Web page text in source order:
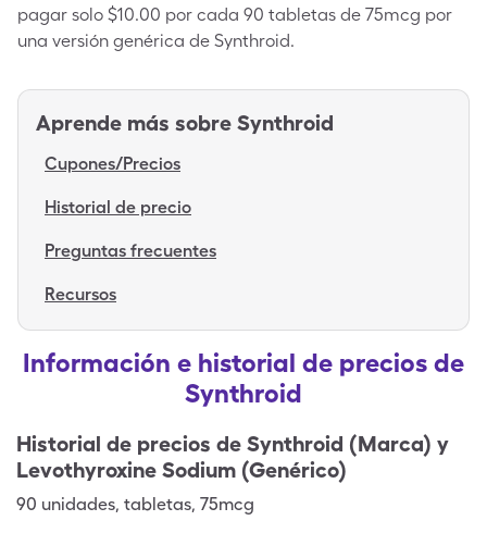
pagar solo $10.00 por cada 90 tabletas de 75mcg por
una versión genérica de Synthroid.
Aprende más sobre Synthroid
Cupones/Precios
Historial de precio
Preguntas frecuentes
Recursos
Información e historial de precios de
Synthroid
Historial de precios de Synthroid (Marca) y
Levothyroxine Sodium (Genérico)
90 unidades, tabletas, 75mcg